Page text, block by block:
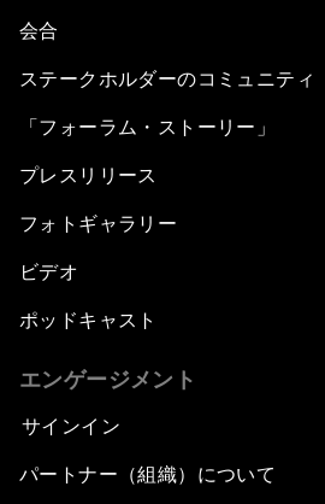
会合
ステークホルダーのコミュニティ
「フォーラム・ストーリー」
プレスリリース
フォトギャラリー
ビデオ
ポッドキャスト
エンゲージメント
サインイン
パートナー（組織）について